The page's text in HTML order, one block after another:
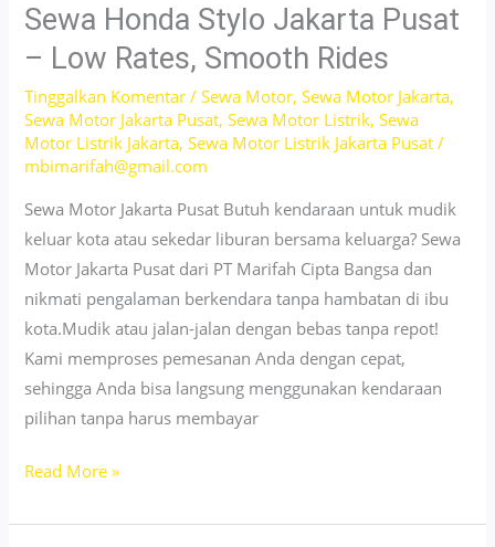
Jakarta
Selatan
Affordable
and
Stylish!
Sewa Honda Stylo Jakarta Pusat
– Low Rates, Smooth Rides
Tinggalkan Komentar /Sewa Motor,Sewa Motor Jakarta,
Sewa Motor Jakarta Pusat,Sewa Motor Listrik,Sewa
Motor Listrik Jakarta,Sewa Motor Listrik Jakarta Pusat /
mbimarifah@gmail.com
Sewa Motor Jakarta Pusat Butuh kendaraan untuk mudik
keluar kota atau sekedar liburan bersama keluarga? Sewa
Motor Jakarta Pusat dari PT Marifah Cipta Bangsa dan
nikmati pengalaman berkendara tanpa hambatan di ibu
kota.Mudik atau jalan-jalan dengan bebas tanpa repot!
Kami memproses pemesanan Anda dengan cepat,
sehingga Anda bisa langsung menggunakan kendaraan
pilihan tanpa harus membayar
Sewa
Stylo
Read More »